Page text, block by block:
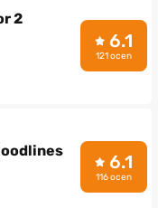
2
6.1
121 ocen
6.1
116 ocen